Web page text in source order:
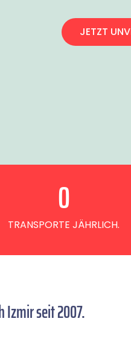
JETZT
TRANSPORTE JÄHRLICH.
0
Izmir seit 2007.